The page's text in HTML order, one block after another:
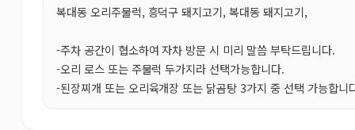
복대동 오리주물럭, 흥덕구 돼지고기, 복대동 돼지고기,
-주차 공간이 협소하여 자차 방문 시 미리 말씀 부탁드립니다.
-오리 로스 또는 주물럭 두가지라 선택가능합니다.
-된장찌개 또는 오리육개장 또는 닭곰탕 3가지 중 선택 가능합니